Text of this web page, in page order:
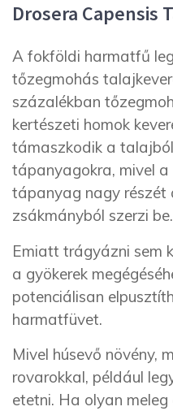
Drosera Capensis
A fokföldi harmatfű
tőzegmohás
százalékban
kertészeti homok
támaszkodik a
tápanyagokra, mivel a
tápanyag nagy
zsákmányból szerzi be.
Emiatt trágyázni sem
a gyökerek
potenciálisan
harmatfüvet.
Mivel húsevő növény,
rovarokkal, például
etetni. Ha olyan